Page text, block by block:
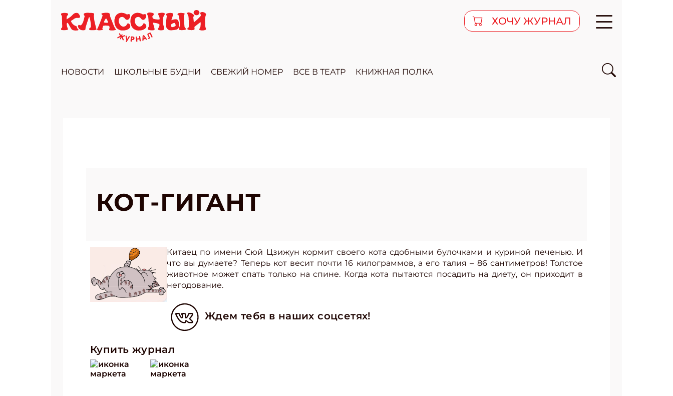
ХОЧУ ЖУРНАЛ
НОВОСТИ ШКОЛЬНЫЕ БУДНИ СВЕЖИЙ НОМЕР ВСЕ В ТЕАТР КНИЖНАЯ ПОЛКА
КОТ-ГИГАНТ
Китаец по имени Сюй Цзижун кормит своего кота сдобными булочками и куриной печенью. И
что вы думаете? Теперь кот весит почти 16 килограммов, а его талия – 86 сантиметров! Толстое
животное может спать только на спине. Когда кота пытаются посадить на диету, он приходит в
негодование.
Ждем тебя в наших соцсетях!
Купить журнал